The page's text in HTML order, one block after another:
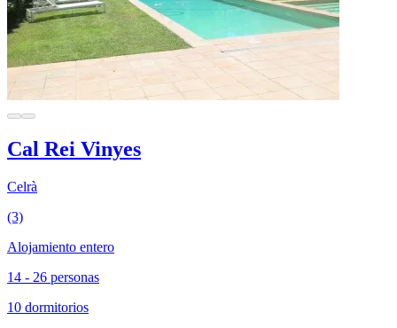
Cal Rei Vinyes
Celrà
(3)
Alojamiento entero
14 - 26 personas
10 dormitorios